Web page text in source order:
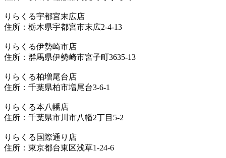
りらくる宇都宮末広店
住所：栃木県宇都宮市末広2-4-13
りらくる伊勢崎市店
住所：群馬県伊勢崎市宮子町3635-13
りらくる柏増尾台店
住所：千葉県柏市増尾台3-6-1
りらくる本八幡店
住所：千葉県市川市八幡2丁目5-2
りらくる国際通り店
住所：東京都台東区浅草1-24-6